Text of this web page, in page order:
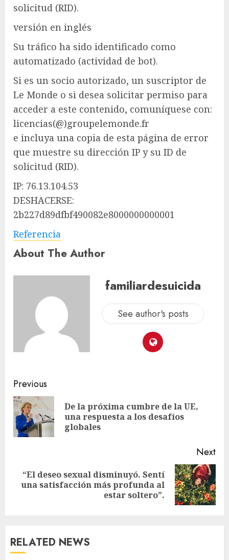
solicitud (RID).
versión en inglés
Su tráfico ha sido identificado como
automatizado (actividad de bot).
Si es un socio autorizado, un suscriptor de
Le Monde o si desea solicitar permiso para
acceder a este contenido, comuníquese con:
licencias(@)groupelemonde.fr
e incluya una copia de esta página de error
que muestre su dirección IP y su ID de
solicitud (RID).
IP: 76.13.104.53
DESHACERSE:
2b227d89dfbf490082e8000000000001
Referencia
About The Author
familiardesuicida
See author's posts
Previous
De la próxima cumbre de la UE,
una respuesta a los desafíos
globales
Next
“El deseo sexual disminuyó. Sentí
una satisfacción más profunda al
estar soltero”.
RELATED NEWS